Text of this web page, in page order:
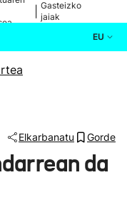
Gasteizko
jaiak
EU
Elkarbanatu Gorde
da